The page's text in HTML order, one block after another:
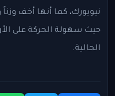
نيويورك، كما أنها أخف
حيث سهولة الحركة على
الحالية.